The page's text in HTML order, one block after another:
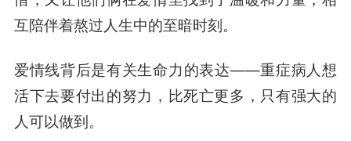
互陪伴着熬过人生中的至暗时刻。
爱情线背后是有关生命力的表达——重症病人想
活下去要付出的努力，比死亡更多，只有强大的
人可以做到。